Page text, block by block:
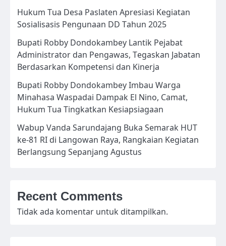
Hukum Tua Desa Paslaten Apresiasi Kegiatan
Sosialisasis Pengunaan DD Tahun 2025
Bupati Robby Dondokambey Lantik Pejabat
Administrator dan Pengawas, Tegaskan Jabatan
Berdasarkan Kompetensi dan Kinerja
Bupati Robby Dondokambey Imbau Warga
Minahasa Waspadai Dampak El Nino, Camat,
Hukum Tua Tingkatkan Kesiapsiagaan
Wabup Vanda Sarundajang Buka Semarak HUT
ke-81 RI di Langowan Raya, Rangkaian Kegiatan
Berlangsung Sepanjang Agustus
Recent Comments
Tidak ada komentar untuk ditampilkan.